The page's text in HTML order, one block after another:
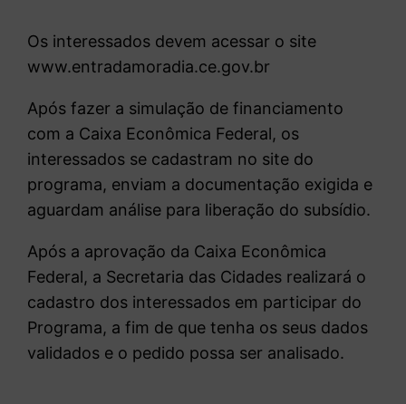
Os interessados devem acessar o site
www.entradamoradia.ce.gov.br
Após fazer a simulação de financiamento
com a Caixa Econômica Federal, os
interessados se cadastram no site do
programa, enviam a documentação exigida e
aguardam análise para liberação do subsídio.
Após a aprovação da Caixa Econômica
Federal, a Secretaria das Cidades realizará o
cadastro dos interessados em participar do
Programa, a fim de que tenha os seus dados
validados e o pedido possa ser analisado.